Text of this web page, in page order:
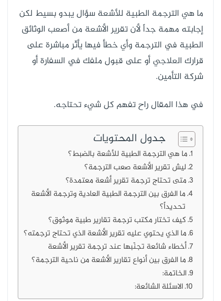
ما هي الترجمة الطبية للأشعة سؤال يبدو بسيط لكن
إجابته مهمة جداً لأن تقرير الأشعة من أصعب الوثائق
الطبية في الترجمة وأي خطأ فيها يأثّر مباشرة على
قرارك العلاجي أو على قبول ملفك في السفارة أو
شركة التأمين.
في هذا المقال راح تفهم كل شيء تحتاجه.
جدول المحتويات
ما هي الترجمة الطبية للأشعة بالضبط؟
ليش تقرير الأشعة صعب الترجمة؟
متى تحتاج ترجمة تقرير أشعة معتمدة؟
ما الفرق بين الترجمة الطبية العادية وترجمة الأشعة
تحديداً؟
كيف تختار مكتب ترجمة تقارير طبية موثوق؟
ما الذي يحتوي عليه تقرير الأشعة الذي تحتاج ترجمته؟
أخطاء شائعة تجنّبها عند ترجمة تقرير الأشعة
ما الفرق بين أنواع تقارير الأشعة من ناحية الترجمة؟
الخاتمة:
الاسئلة الشائعة: